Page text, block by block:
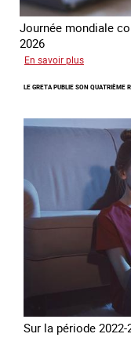
Journée mondiale
2026
En savoir plus
par
LE GRETA PUBLIE SON QUATRIÈME
Sur la période 2022-